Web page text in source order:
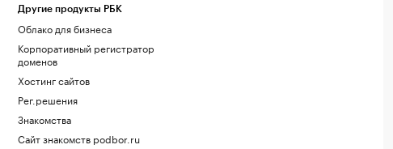
Другие продукты РБК
Облако для бизнеса
Корпоративный регистратор
доменов
Хостинг сайтов
Рег.решения
Знакомства
Сайт знакомств podbor.ru